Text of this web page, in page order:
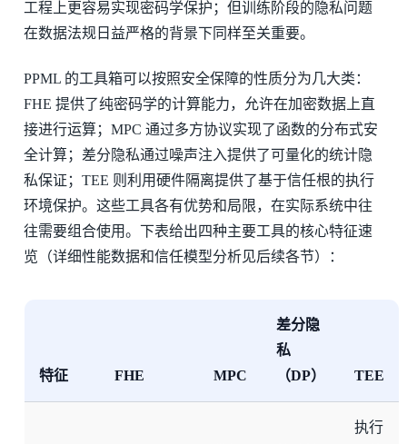
工程上更容易实现密码学保护；但训练阶段的隐私问题
在数据法规日益严格的背景下同样至关重要。
PPML 的工具箱可以按照安全保障的性质分为几大类：
FHE 提供了纯密码学的计算能力，允许在加密数据上直
接进行运算；MPC 通过多方协议实现了函数的分布式安
全计算；差分隐私通过噪声注入提供了可量化的统计隐
私保证；TEE 则利用硬件隔离提供了基于信任根的执行
环境保护。这些工具各有优势和局限，在实际系统中往
往需要组合使用。下表给出四种主要工具的核心特征速
览（详细性能数据和信任模型分析见后续各节）：
特征 FHE MPC
差分隐
私
（DP）
TEE
执行